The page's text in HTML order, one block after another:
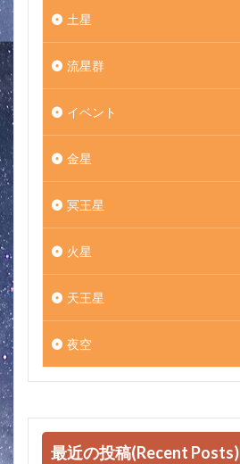
土星
流星群
イベント
金星
冥王星
火星
天王星
夜空
最近の投稿(Recent Posts)